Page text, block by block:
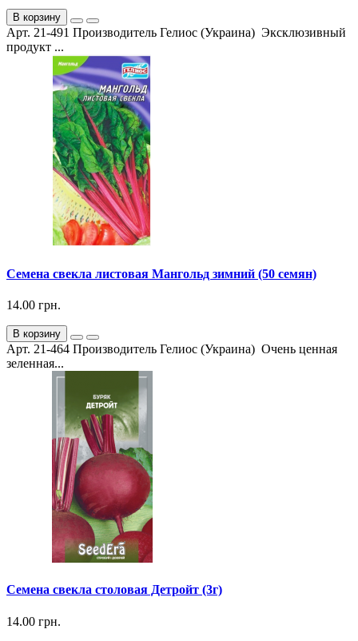
В корзину
Арт. 21-491 Производитель Гелиос (Украина) Эксклюзивный
продукт ...
Семена свекла листовая Мангольд зимний (50 семян)
14.00 грн.
В корзину
Арт. 21-464 Производитель Гелиос (Украина) Очень ценная
зеленная...
Семена свекла столовая Детройт (3г)
14.00 грн.